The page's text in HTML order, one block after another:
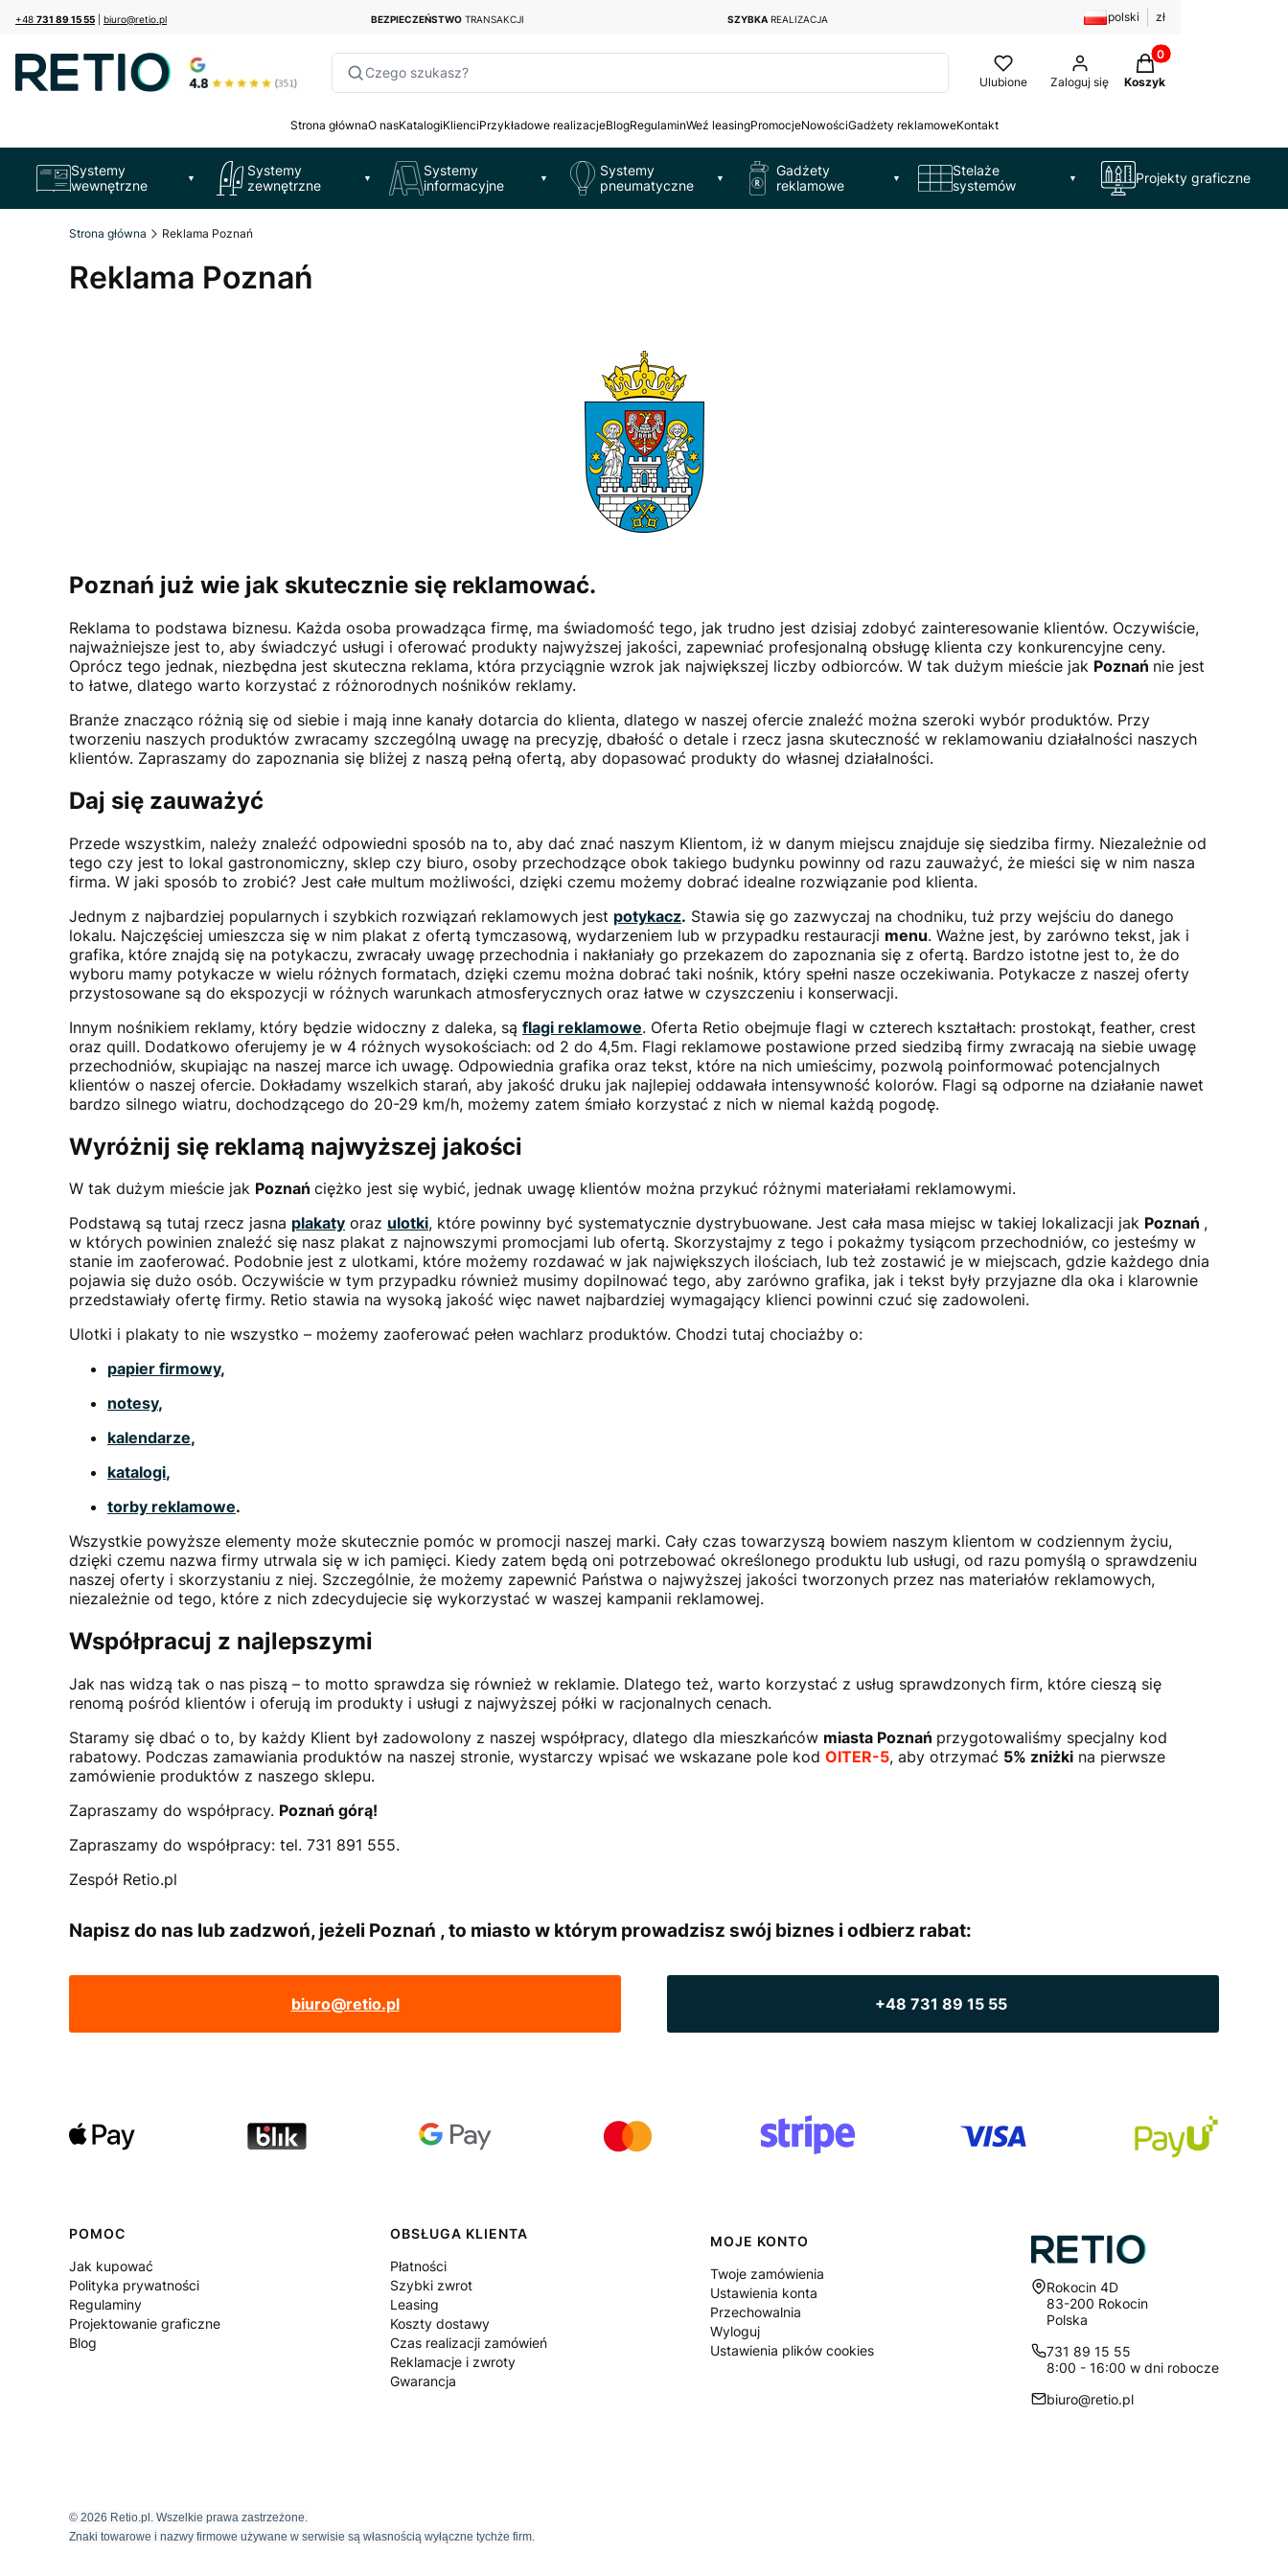
+48 731 89 15 55 biuro@retio.pl BEZPIECZEŃSTWO TRANSAKCJI SZYBKAREALIZACJA polski zł
Czego szukasz?
Ulubione Zaloguj się
Produkty w koszyku:
Koszyk
Strona głównaO nasKatalogiKlienciPrzykładowe realizacjeBlogRegulaminWeź leasingPromocjeNowościGadżety reklamoweKontakt
Systemy
wewnętrzne
▼
Systemy
zewnętrzne
▼
Systemy
informacyjne
▼
Systemy
pneumatyczne
▼
Gadżety
reklamowe
▼
Stelaże
systemów
▼ Projekty graficzne
Strona główna Reklama Poznań
Reklama Poznań
Poznań już wie jak skutecznie się reklamować.
Reklama to podstawa biznesu. Każda osoba prowadząca firmę, ma świadomość tego, jak trudno jest dzisiaj zdobyć zainteresowanie klientów. Oczywiście,
najważniejsze jest to, aby świadczyć usługi i oferować produkty najwyższej jakości, zapewniać profesjonalną obsługę klienta czy konkurencyjne ceny.
Oprócz tego jednak, niezbędna jest skuteczna reklama, która przyciągnie wzrok jak największej liczby odbiorców. W tak dużym mieście jak Poznań nie jest
to łatwe, dlatego warto korzystać z różnorodnych nośników reklamy.
Branże znacząco różnią się od siebie i mają inne kanały dotarcia do klienta, dlatego w naszej ofercie znaleźć można szeroki wybór produktów. Przy
tworzeniu naszych produktów zwracamy szczególną uwagę na precyzję, dbałość o detale i rzecz jasna skuteczność w reklamowaniu działalności naszych
klientów. Zapraszamy do zapoznania się bliżej z naszą pełną ofertą, aby dopasować produkty do własnej działalności.
Daj się zauważyć
Przede wszystkim, należy znaleźć odpowiedni sposób na to, aby dać znać naszym Klientom, iż w danym miejscu znajduje się siedziba firmy. Niezależnie od
tego czy jest to lokal gastronomiczny, sklep czy biuro, osoby przechodzące obok takiego budynku powinny od razu zauważyć, że mieści się w nim nasza
firma. W jaki sposób to zrobić? Jest całe multum możliwości, dzięki czemu możemy dobrać idealne rozwiązanie pod klienta.
Jednym z najbardziej popularnych i szybkich rozwiązań reklamowych jest potykacz. Stawia się go zazwyczaj na chodniku, tuż przy wejściu do danego
lokalu. Najczęściej umieszcza się w nim plakat z ofertą tymczasową, wydarzeniem lub w przypadku restauracji menu. Ważne jest, by zarówno tekst, jak i
grafika, które znajdą się na potykaczu, zwracały uwagę przechodnia i nakłaniały go przekazem do zapoznania się z ofertą. Bardzo istotne jest to, że do
wyboru mamy potykacze w wielu różnych formatach, dzięki czemu można dobrać taki nośnik, który spełni nasze oczekiwania. Potykacze z naszej oferty
przystosowane są do ekspozycji w różnych warunkach atmosferycznych oraz łatwe w czyszczeniu i konserwacji.
Innym nośnikiem reklamy, który będzie widoczny z daleka, są flagi reklamowe. Oferta Retio obejmuje flagi w czterech kształtach: prostokąt, feather, crest
oraz quill. Dodatkowo oferujemy je w 4 różnych wysokościach: od 2 do 4,5m. Flagi reklamowe postawione przed siedzibą firmy zwracają na siebie uwagę
przechodniów, skupiając na naszej marce ich uwagę. Odpowiednia grafika oraz tekst, które na nich umieścimy, pozwolą poinformować potencjalnych
klientów o naszej ofercie. Dokładamy wszelkich starań, aby jakość druku jak najlepiej oddawała intensywność kolorów. Flagi są odporne na działanie nawet
bardzo silnego wiatru, dochodzącego do 20-29 km/h, możemy zatem śmiało korzystać z nich w niemal każdą pogodę.
Wyróżnij się reklamą najwyższej jakości
W tak dużym mieście jak Poznań ciężko jest się wybić, jednak uwagę klientów można przykuć różnymi materiałami reklamowymi.
Podstawą są tutaj rzecz jasna plakaty oraz ulotki, które powinny być systematycznie dystrybuowane. Jest cała masa miejsc w takiej lokalizacji jak Poznań ,
w których powinien znaleźć się nasz plakat z najnowszymi promocjami lub ofertą. Skorzystajmy z tego i pokażmy tysiącom przechodniów, co jesteśmy w
stanie im zaoferować. Podobnie jest z ulotkami, które możemy rozdawać w jak największych ilościach, lub też zostawić je w miejscach, gdzie każdego dnia
pojawia się dużo osób. Oczywiście w tym przypadku również musimy dopilnować tego, aby zarówno grafika, jak i tekst były przyjazne dla oka i klarownie
przedstawiały ofertę firmy. Retio stawia na wysoką jakość więc nawet najbardziej wymagający klienci powinni czuć się zadowoleni.
Ulotki i plakaty to nie wszystko – możemy zaoferować pełen wachlarz produktów. Chodzi tutaj chociażby o:
papier firmowy,
notesy,
kalendarze,
katalogi,
torby reklamowe.
Wszystkie powyższe elementy może skutecznie pomóc w promocji naszej marki. Cały czas towarzyszą bowiem naszym klientom w codziennym życiu,
dzięki czemu nazwa firmy utrwala się w ich pamięci. Kiedy zatem będą oni potrzebować określonego produktu lub usługi, od razu pomyślą o sprawdzeniu
naszej oferty i skorzystaniu z niej. Szczególnie, że możemy zapewnić Państwa o najwyższej jakości tworzonych przez nas materiałów reklamowych,
niezależnie od tego, które z nich zdecydujecie się wykorzystać w waszej kampanii reklamowej.
Współpracuj z najlepszymi
Jak nas widzą tak o nas piszą – to motto sprawdza się również w reklamie. Dlatego też, warto korzystać z usług sprawdzonych firm, które cieszą się
renomą pośród klientów i oferują im produkty i usługi z najwyższej półki w racjonalnych cenach.
Staramy się dbać o to, by każdy Klient był zadowolony z naszej współpracy, dlatego dla mieszkańców miasta Poznań przygotowaliśmy specjalny kod
rabatowy. Podczas zamawiania produktów na naszej stronie, wystarczy wpisać we wskazane pole kod OITER-5, aby otrzymać 5% zniżki na pierwsze
zamówienie produktów z naszego sklepu.
Zapraszamy do współpracy. Poznań górą!
Zapraszamy do współpracy: tel. 731 891 555.
Zespół Retio.pl
Napisz do nas lub zadzwoń, jeżeli Poznań , to miasto w którym prowadzisz swój biznes i odbierz rabat:
biuro@retio.pl +48 731 89 15 55
POMOC
Jak kupować
Polityka prywatności
Regulaminy
Projektowanie graficzne
Blog
OBSŁUGA KLIENTA
Płatności
Szybki zwrot
Leasing
Koszty dostawy
Czas realizacji zamówień
Reklamacje i zwroty
Gwarancja
MOJE KONTO
Twoje zamówienia
Ustawienia konta
Przechowalnia
Wyloguj
Ustawienia plików cookies
Adres:
Rokocin 4D
83-200 Rokocin
Polska
731 89 15 55
8:00 - 16:00 w dni robocze
biuro@retio.pl
© 2026 Retio.pl. Wszelkie prawa zastrzeżone.
Znaki towarowe i nazwy firmowe używane w serwisie są własnością wyłączne tychże firm.